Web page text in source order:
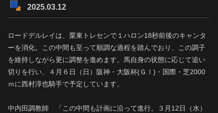
2025.03.12
ロードデルレイは、栗東トレセンで１ハロン18秒前後のキャンタ
ーを消化。この中間も至って順調な過程を踏んでおり、この調子
を維持しながら更に調整を進めます。馬自身の状態に応じて追い
切りを行い、４月６日（日）阪神・大阪杯(ＧⅠ)・国際・芝2000
ｍに西村淳也騎手で予定しています。
中内田調教師 「この中間も計画に沿って進行。３月12日（水）